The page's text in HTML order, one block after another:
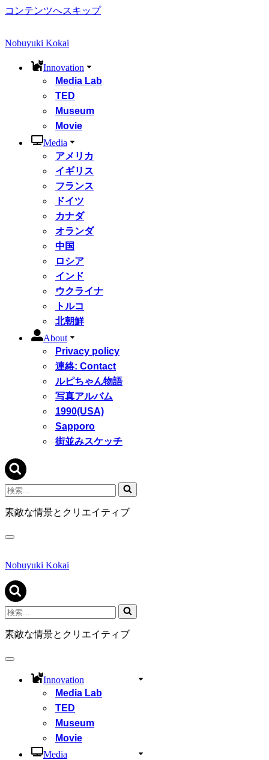
コンテンツへスキップ
Nobuyuki Kokai
Innovation
Media Lab
TED
Museum
Movie
Media
アメリカ
イギリス
フランス
ドイツ
カナダ
オランダ
中国
ロシア
インド
ウクライナ
トルコ
北朝鮮
About
Privacy policy
連絡: Contact
ルピちゃん物語
写真アルバム
1990(USA)
Sapporo
街並みスケッチ
検
索...
素敵な情景とクリエイティブ
ナ
ゲ
シ
ョ
ン
メ
ニ
ュ
Nobuyuki Kokai
検
索...
素敵な情景とクリエイティブ
ナ
Innovation
Media Lab
TED
Museum
Movie
Media